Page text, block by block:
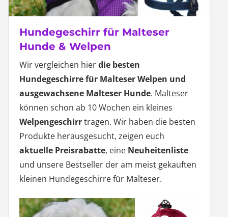
Hundegeschirr für Malteser
Hunde & Welpen
Wir vergleichen hierdie besten
Hundegeschirre für Malteser Welpen und
ausgewachsene Malteser Hunde. Malteser
können schon ab 10 Wochen ein kleines
Welpengeschirrtragen. Wir haben die besten
Produkte herausgesucht, zeigen euch
aktuelle Preisrabatte, eine Neuheitenliste
und unsere Bestseller der am meist gekauften
kleinen Hundegeschirre für Malteser.